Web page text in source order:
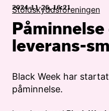
2024-11-26, 16:21
leverans-
Black Week har
påminnelse.